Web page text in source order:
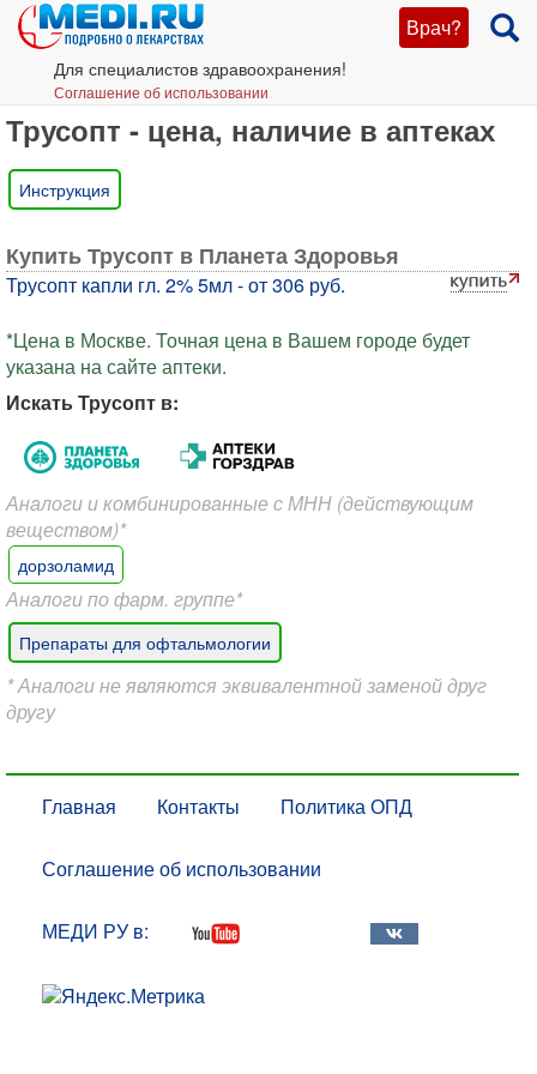
Врач?
Для специалистов здравоохранения!
Соглашение об использовании
Трусопт - цена, наличие в аптеках
Инструкция
Купить Трусопт в Планета Здоровья
Трусопт капли гл. 2% 5мл - от 306 руб.
*Цена в Москве. Точная цена в Вашем городе будет
указана на сайте аптеки.
Искать Трусопт в:
Аналоги и комбинированные с МНН (действующим
веществом)*
дорзоламид
Аналоги по фарм. группе*
Препараты для офтальмологии
* Аналоги не являются эквивалентной заменой друг
другу
Главная Контакты Политика ОПД
Соглашение об использовании
МЕДИ РУ в: